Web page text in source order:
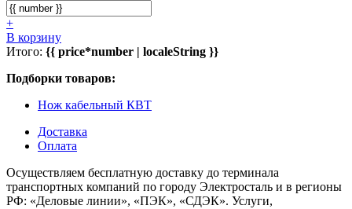
+
В корзину
Итого: {{ price*number | localeString }}
Подборки товаров:
Нож кабельный КВТ
Доставка
Оплата
Осуществляем бесплатную доставку до терминала
транспортных компаний по городу Электросталь и в регионы
РФ: «Деловые линии», «ПЭК», «СДЭК». Услуги,